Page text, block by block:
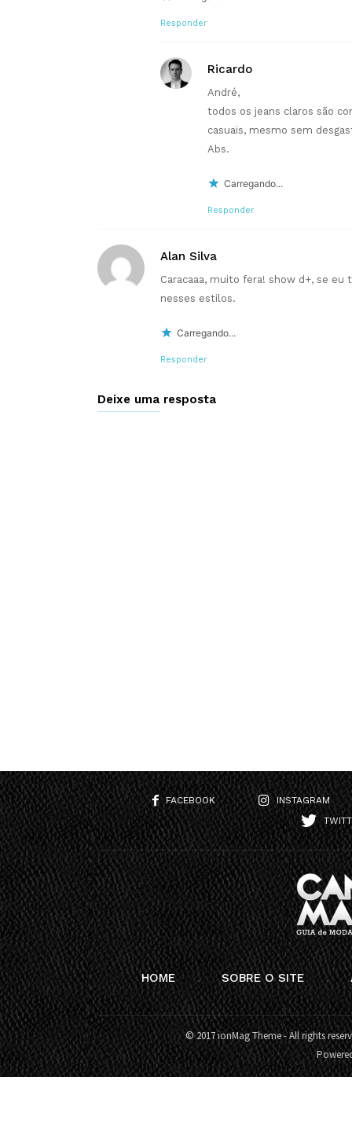
Responder
Ricardo
André,
todos os jeans claros são
casuais, mesmo sem
Abs.
Carregando...
Responder
Alan Silva
Caracaaa, muito fera! show d+, se eu
nesses estilos.
Carregando...
Responder
Deixe uma resposta
FACEBOOK
INSTAGRAM
HOME SOBRE O SITE
© 2017 ionMag Theme - All rights